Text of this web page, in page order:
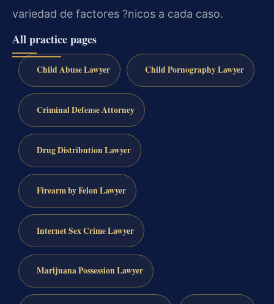
variedad de factores ?nicos a cada caso.
All practice pages
Child Abuse Lawyer Child Pornography Lawyer
Criminal Defense Attorney
Drug Distribution Lawyer
Firearm by Felon Lawyer
Internet Sex Crime Lawyer
Marijuana Possession Lawyer